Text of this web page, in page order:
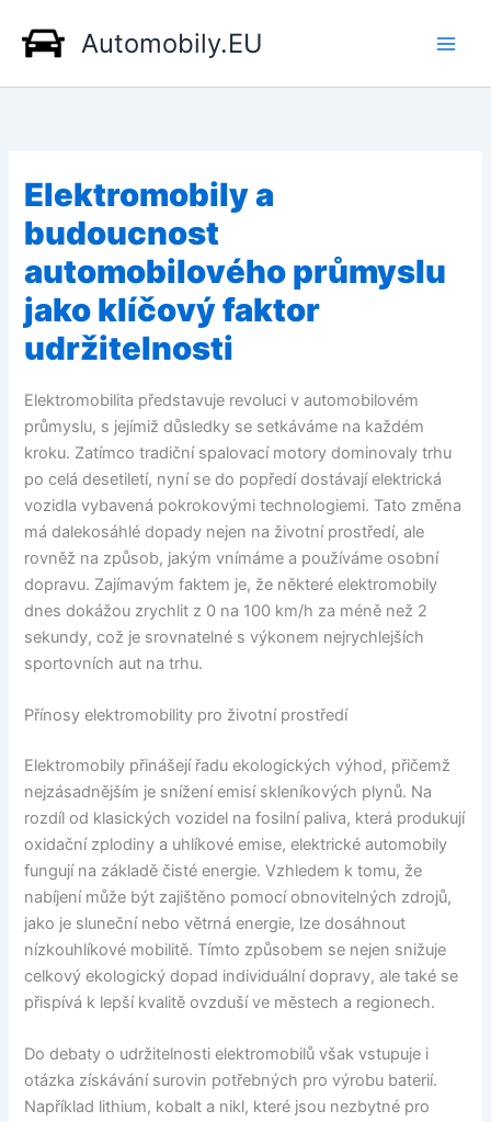
obsah
Automobily.EU
Elektromobily a
budoucnost
automobilového průmyslu
jako klíčový faktor
udržitelnosti
Elektromobilita představuje revoluci v automobilovém
průmyslu, s jejímiž důsledky se setkáváme na každém
kroku. Zatímco tradiční spalovací motory dominovaly trhu
po celá desetiletí, nyní se do popředí dostávají elektrická
vozidla vybavená pokrokovými technologiemi. Tato změna
má dalekosáhlé dopady nejen na životní prostředí, ale
rovněž na způsob, jakým vnímáme a používáme osobní
dopravu. Zajímavým faktem je, že některé elektromobily
dnes dokážou zrychlit z 0 na 100 km/h za méně než 2
sekundy, což je srovnatelné s výkonem nejrychlejších
sportovních aut na trhu.
Přínosy elektromobility pro životní prostředí
Elektromobily přinášejí řadu ekologických výhod, přičemž
nejzásadnějším je snížení emisí skleníkových plynů. Na
rozdíl od klasických vozidel na fosilní paliva, která produkují
oxidační zplodiny a uhlíkové emise, elektrické automobily
fungují na základě čisté energie. Vzhledem k tomu, že
nabíjení může být zajištěno pomocí obnovitelných zdrojů,
jako je sluneční nebo větrná energie, lze dosáhnout
nízkouhlíkové mobilitě. Tímto způsobem se nejen snižuje
celkový ekologický dopad individuální dopravy, ale také se
přispívá k lepší kvalitě ovzduší ve městech a regionech.
Do debaty o udržitelnosti elektromobilů však vstupuje i
otázka získávání surovin potřebných pro výrobu baterií.
Například lithium, kobalt a nikl, které jsou nezbytné pro